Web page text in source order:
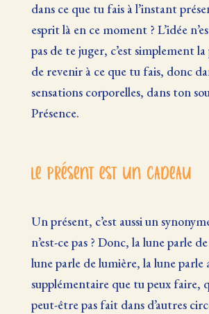
dans ce que tu fais à l’instant
esprit là en ce moment ? L’idée
pas de te juger, c’est simplement
de revenir à ce que tu fais, donc
sensations corporelles, dans ton
Présence.
Le présent est un cadeau
Un présent, c’est aussi un
n’est-ce pas ? Donc, la lune parle
lune parle de lumière, la lune parle
supplémentaire que tu peux faire,
peut-être pas fait dans d’autres